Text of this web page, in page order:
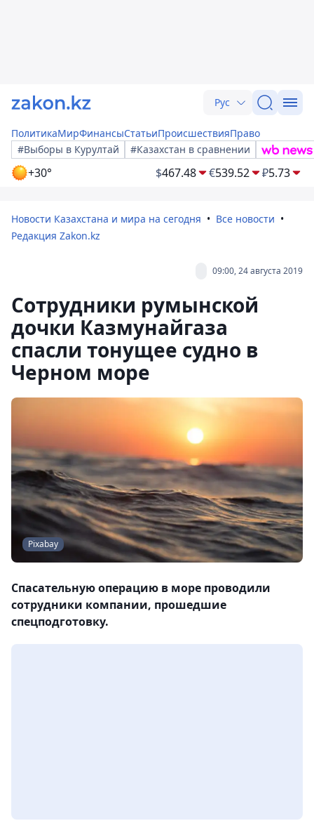
Рус
ПолитикаМирФинансыСтатьиПроисшествияПраво
#Выборы в Курултай
#Казахстан в сравнении
+30° $467.48 €539.52 ₽5.73
Новости Казахстана и мира на сегодня
Все новости
Редакция Zakon.kz
09:00, 24 августа 2019
Сотрудники румынской
дочки Казмунайгаза
спасли тонущее судно в
Черном море
Pixabay
Спасательную операцию в море проводили
сотрудники компании, прошедшие
спецподготовку.